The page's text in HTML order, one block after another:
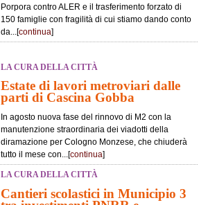
Porpora contro ALER e il trasferimento forzato di
150 famiglie con fragilità di cui stiamo dando conto
da...[continua]
LA CURA DELLA CITTÀ
Estate di lavori metroviari dalle
parti di Cascina Gobba
In agosto nuova fase del rinnovo di M2 con la
manutenzione straordinaria dei viadotti della
diramazione per Cologno Monzese, che chiuderà
tutto il mese con...[continua]
LA CURA DELLA CITTÀ
Cantieri scolastici in Municipio 3